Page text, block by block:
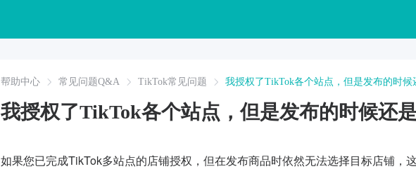
帮助中心 常见问题Q&A TikTok常见问题 我授权了TikTok各个站点，但是发布的时候
我授权了TikTok各个站点，但是发布的时候还
如果您已完成TikTok多站点的店铺授权，但在发布商品时依然无法选择目标店铺，